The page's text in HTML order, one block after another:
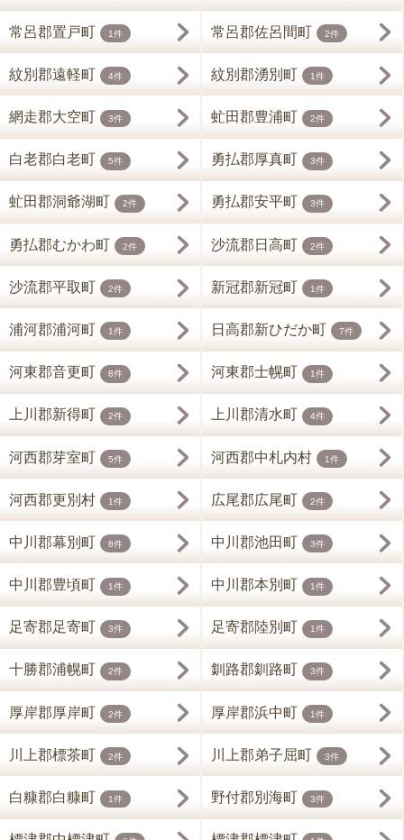
常呂郡置戸町 1件 常呂郡佐呂間町 2件
紋別郡遠軽町 4件 紋別郡湧別町 1件
網走郡大空町 3件 虻田郡豊浦町 2件
白老郡白老町 5件 勇払郡厚真町 3件
虻田郡洞爺湖町 2件 勇払郡安平町 3件
勇払郡むかわ町 2件 沙流郡日高町 2件
沙流郡平取町 2件 新冠郡新冠町 1件
浦河郡浦河町 1件 日高郡新ひだか町 7件
河東郡音更町 8件 河東郡士幌町 1件
上川郡新得町 2件 上川郡清水町 4件
河西郡芽室町 5件 河西郡中札内村 1件
河西郡更別村 1件 広尾郡広尾町 2件
中川郡幕別町 8件 中川郡池田町 3件
中川郡豊頃町 1件 中川郡本別町 1件
足寄郡足寄町 3件 足寄郡陸別町 1件
十勝郡浦幌町 2件 釧路郡釧路町 3件
厚岸郡厚岸町 2件 厚岸郡浜中町 1件
川上郡標茶町 2件 川上郡弟子屈町 3件
白糠郡白糠町 1件 野付郡別海町 3件